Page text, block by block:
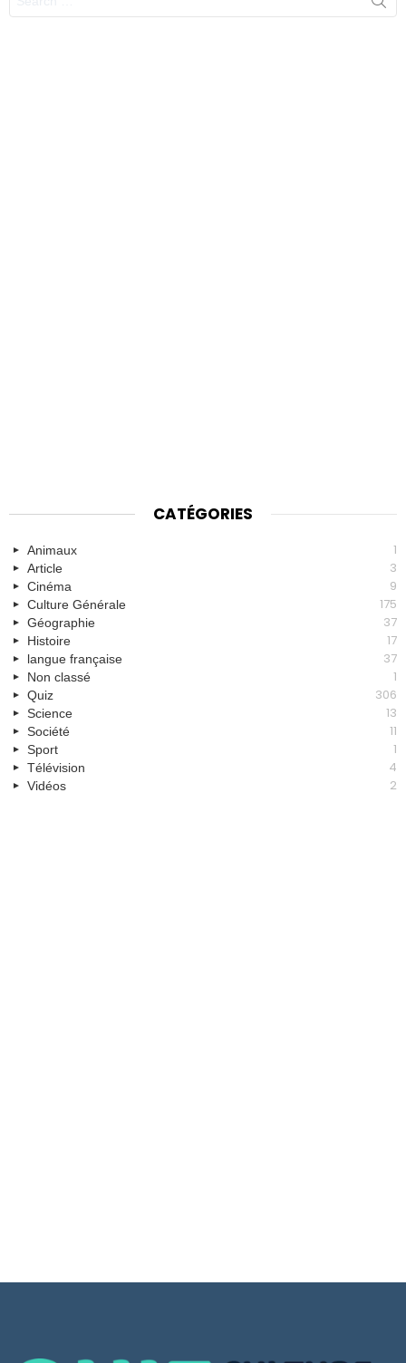
CATÉGORIES
Animaux 1
Article 3
Cinéma 9
Culture Générale 175
Géographie 37
Histoire 17
langue française 37
Non classé 1
Quiz 306
Science 13
Société 11
Sport 1
Télévision 4
Vidéos 2